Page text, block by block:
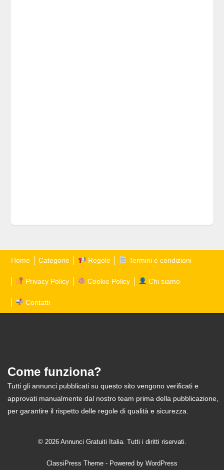
Home Categorie Regole Termini e condizioni
Privacy Policy Cookie Policy Chi siamo
Contatti
Come funziona?
Tutti gli annunci pubblicati su questo sito vengono verificati e
approvati manualmente dal nostro team prima della pubblicazione,
per garantire il rispetto delle regole di qualità e sicurezza.
© 2026 Annunci Gratuiti Italia. Tutti i diritti riservati.
ClassiPress Theme - Powered by WordPress